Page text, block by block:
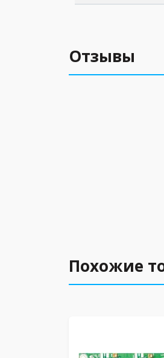
Отзывы
Похожие